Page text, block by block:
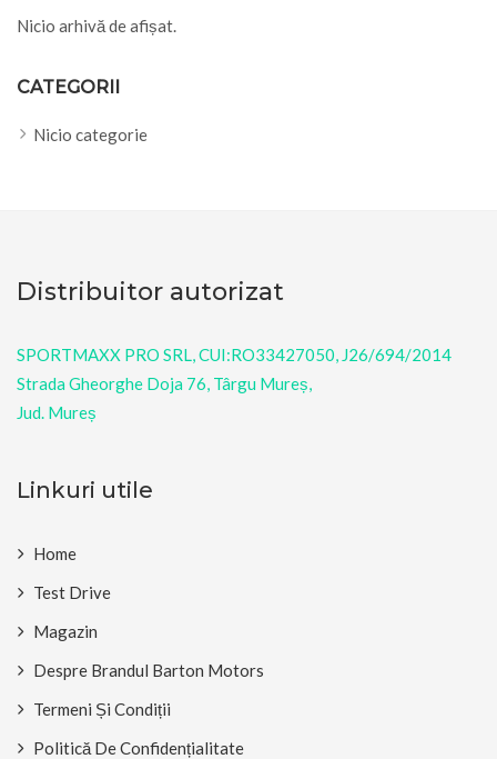
Nicio arhivă de afișat.
CATEGORII
Nicio categorie
Distribuitor autorizat
SPORTMAXX PRO SRL, CUI:RO33427050, J26/694/2014
Strada Gheorghe Doja 76, Târgu Mureș,
Jud. Mureș
Linkuri utile
Home
Test Drive
Magazin
Despre Brandul Barton Motors
Termeni Și Condiții
Politică De Confidențialitate